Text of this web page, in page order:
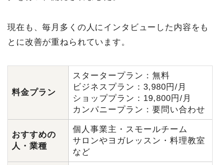
現在も、毎月多くの人にインタビューした内容をも
とに改善が重ねられています。
料金プラン
スタータープラン：無料
ビジネスプラン：3,980円/月
ショッププラン：19,800円/月
カンパニープラン：要問い合わせ
おすすめの
人・業種
個人事業主・スモールチーム
サロンやヨガレッスン・料理教室
など